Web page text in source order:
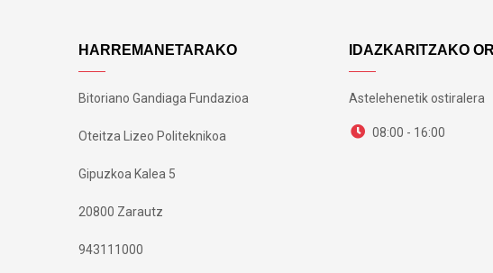
HARREMANETARAKO
Bitoriano Gandiaga Fundazioa
Oteitza Lizeo Politeknikoa
Gipuzkoa Kalea 5
20800 Zarautz
943111000
IDAZKARITZAKO
Astelehenetik ostiralera
08:00 - 16:00